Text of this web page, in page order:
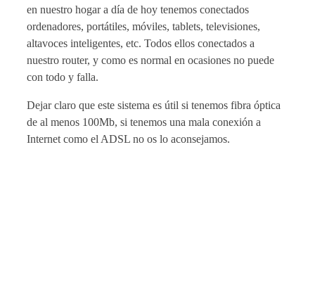
en nuestro hogar a día de hoy tenemos conectados
ordenadores, portátiles, móviles, tablets, televisiones,
altavoces inteligentes, etc. Todos ellos conectados a
nuestro router, y como es normal en ocasiones no puede
con todo y falla.
Dejar claro que este sistema es útil si tenemos fibra óptica
de al menos 100Mb, si tenemos una mala conexión a
Internet como el ADSL no os lo aconsejamos.